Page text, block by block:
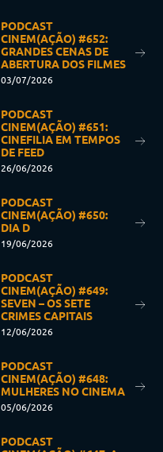
PODCAST
CINEM(AÇÃO) #652:
GRANDES CENAS DE
ABERTURA DOS FILMES
03/07/2026
PODCAST
CINEM(AÇÃO) #651:
CINEFILIA EM TEMPOS
DE FEED
26/06/2026
PODCAST
CINEM(AÇÃO) #650:
DIA D
19/06/2026
PODCAST
CINEM(AÇÃO) #649:
SEVEN – OS SETE
CRIMES CAPITAIS
12/06/2026
PODCAST
CINEM(AÇÃO) #648:
MULHERES NO CINEMA
05/06/2026
PODCAST